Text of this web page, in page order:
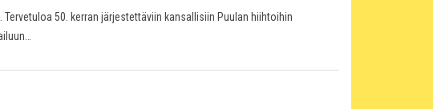
Tervetuloa 50. kerran järjestettäviin kansallisiin Puulan hiihtoihin